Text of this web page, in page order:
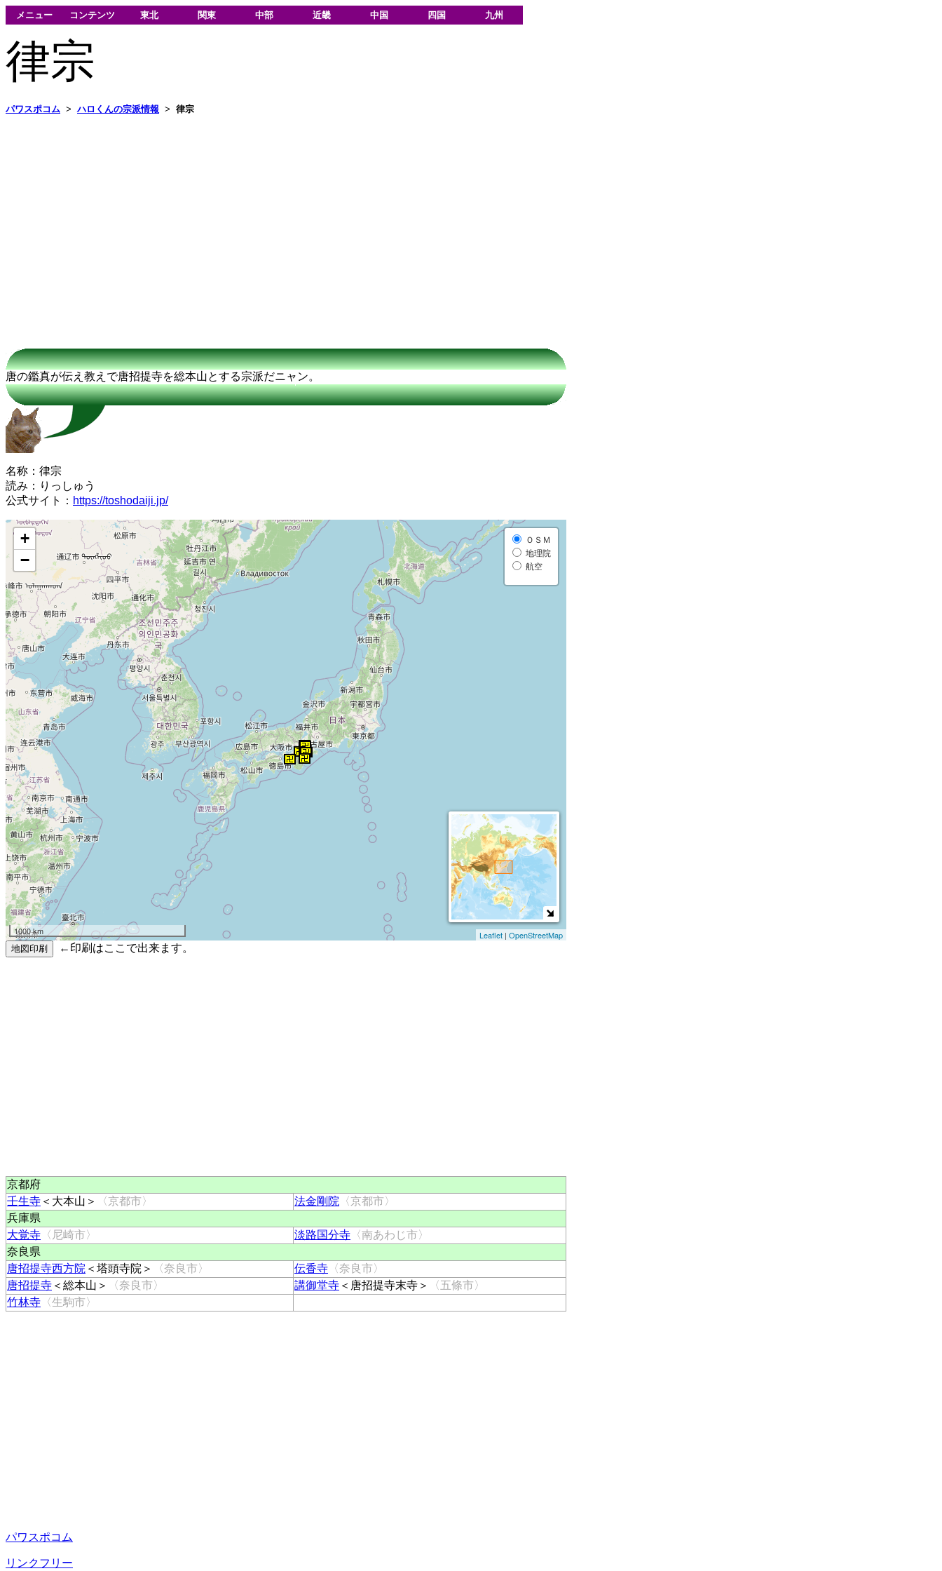
メニュー コンテンツ 東北 関東 中部 近畿 中国 四国 九州
律宗
パワスポコム > ハロくんの宗派情報 > 律宗
唐の鑑真が伝え教えで唐招提寺を総本山とする宗派だニャン。
名称：律宗
読み：りっしゅう
公式サイト： https://toshodaiji.jp/
+
−
ＯＳＭ
地理院
航空
1000 km Leaflet | OpenStreetMap
←印刷はここで出来ます。
京都府
壬生寺 ＜大本山＞ 〈京都市〉 法金剛院 〈京都市〉
兵庫県
大覚寺 〈尼崎市〉 淡路国分寺 〈南あわじ市〉
奈良県
唐招提寺西方院 ＜塔頭寺院＞ 〈奈良市〉 伝香寺 〈奈良市〉
唐招提寺 ＜総本山＞ 〈奈良市〉 講御堂寺 ＜唐招提寺末寺＞
〈五條市〉
竹林寺 〈生駒市〉
パワスポコム
リンクフリー